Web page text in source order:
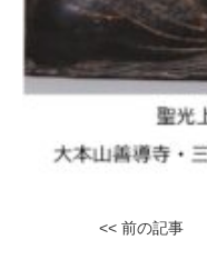
<< 前の記事